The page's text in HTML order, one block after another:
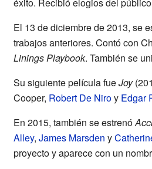
El 13 de diciembre de 2013, se
trabajos anteriores. Contó con
Linings Playbook. También se
Su siguiente película fueJoy
Cooper, Robert De Niroy Edgar
En 2015, también se estrenó
Alley, James Marsden y
proyecto y aparece con un